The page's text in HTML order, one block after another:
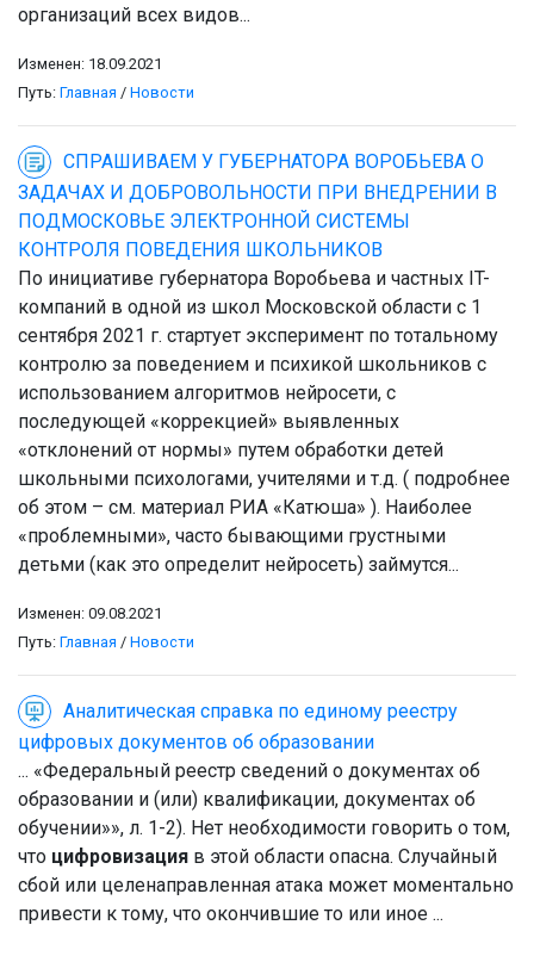
организаций всех видов...
Изменен: 18.09.2021
Путь: Главная / Новости
СПРАШИВАЕМ У ГУБЕРНАТОРА ВОРОБЬЕВА О
ЗАДАЧАХ И ДОБРОВОЛЬНОСТИ ПРИ ВНЕДРЕНИИ В
ПОДМОСКОВЬЕ ЭЛЕКТРОННОЙ СИСТЕМЫ
КОНТРОЛЯ ПОВЕДЕНИЯ ШКОЛЬНИКОВ
По инициативе губернатора Воробьева и частных IT-
компаний в одной из школ Московской области с 1
сентября 2021 г. стартует эксперимент по тотальному
контролю за поведением и психикой школьников с
использованием алгоритмов нейросети, с
последующей «коррекцией» выявленных
«отклонений от нормы» путем обработки детей
школьными психологами, учителями и т.д. ( подробнее
об этом – см. материал РИА «Катюша» ). Наиболее
«проблемными», часто бывающими грустными
детьми (как это определит нейросеть) займутся...
Изменен: 09.08.2021
Путь: Главная / Новости
Аналитическая справка по единому реестру
цифровых документов об образовании
... «Федеральный реестр сведений о документах об
образовании и (или) квалификации, документах об
обучении»», л. 1-2). Нет необходимости говорить о том,
что цифровизация в этой области опасна. Случайный
сбой или целенаправленная атака может моментально
привести к тому, что окончившие то или иное ...